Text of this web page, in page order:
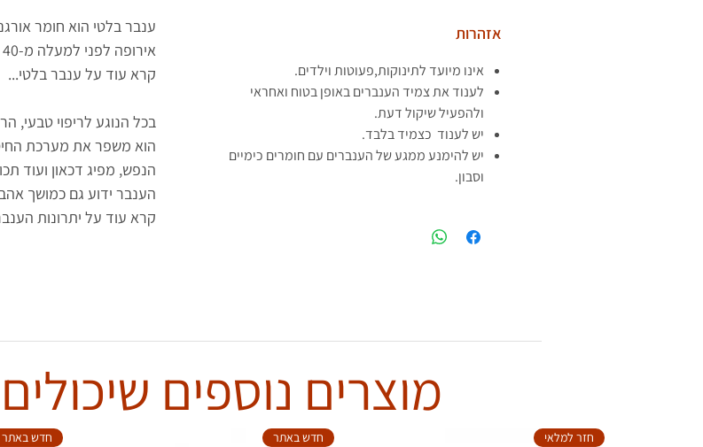
ענבר בלטי הוא חומר
אירופה לפני למעלה מ-40 מיליון שנים.
קרא עוד על ענבר בלטי...
בכל הנוגע לריפוי טבעי,
הוא משפר את מערכת
הנפש, מפיג דכאון ועוד
הענבר ידוע גם כמושך
קרא עוד על יתרונות
אזהרות
אינו מיועד לתינוקות,פעוטות וילדים.
לענוד את צמיד הענברים באופן בטוח ואחראי
ולהפעיל שיקול דעת.
יש לענוד כצמיד בלבד.
יש להימנע ממגע של הענברים עם חומרים כימיים
וסבון.
מוצרים נוספים
חזר למלאי חדש באתר חדש באתר